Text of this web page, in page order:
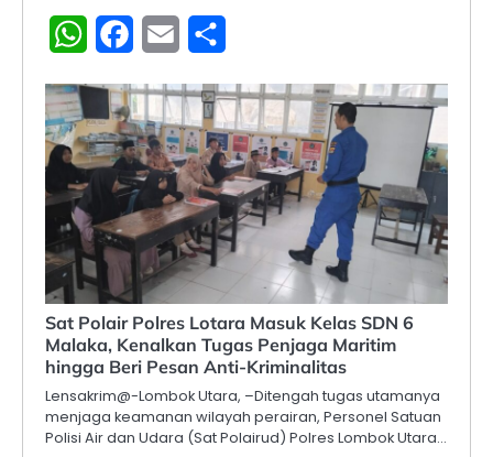
WhatsAppFacebook
Email
Sat Polair Polres Lotara Masuk Kelas SDN 6
Malaka, Kenalkan Tugas Penjaga Maritim
hingga Beri Pesan Anti-Kriminalitas
Lensakrim@-​Lombok Utara, –Ditengah tugas utamanya
menjaga keamanan wilayah perairan, Personel Satuan
Polisi Air dan Udara (Sat Polairud) Polres Lombok Utara…